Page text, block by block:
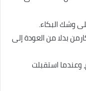
وشك البكاء.
بدلا من العودة إلى
وعندما استقبلت